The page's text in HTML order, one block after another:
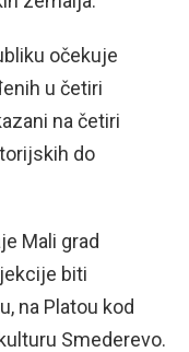
očekuje
u četiri
na četiri
do
Mali grad
biti
na Platou kod
Smederevo.